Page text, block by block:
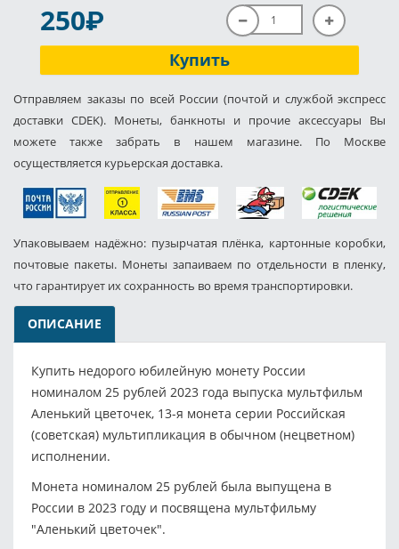
250P
Купить
Отправляем заказы по всей России (почтой и службой экспресс
доставки CDEK). Монеты, банкноты и прочие аксессуары Вы
можете также забрать в нашем магазине. По Москве
осуществляется курьерская доставка.
Упаковываем надёжно: пузырчатая плёнка, картонные коробки,
почтовые пакеты. Монеты запаиваем по отдельности в пленку,
что гарантирует их сохранность во время транспортировки.
ОПИСАНИЕ
Купить недорого юбилейную монету России
номиналом 25 рублей 2023 года выпуска мультфильм
Аленький цветочек, 13-я монета серии Российская
(советская) мультипликация в обычном (нецветном)
исполнении.
Монета номиналом 25 рублей была выпущена в
России в 2023 году и посвящена мультфильму
"Аленький цветочек".